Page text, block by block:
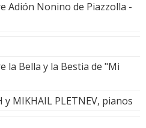
Adión Nonino de Piazzolla -
la Bella y la Bestia de "Mi
y MIKHAIL PLETNEV, pianos